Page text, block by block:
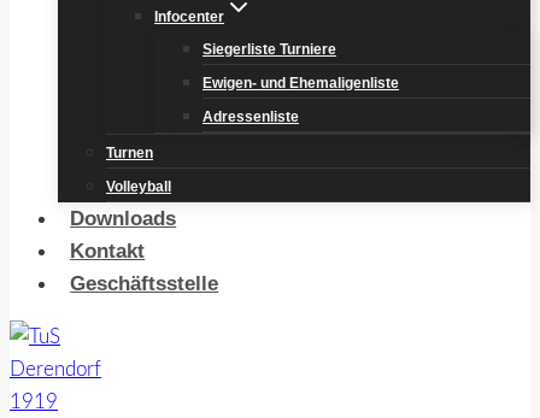
Infocenter
Siegerliste Turniere
Ewigen- und Ehemaligenliste
Adressenliste
Turnen
Volleyball
Downloads
Kontakt
Geschäftsstelle